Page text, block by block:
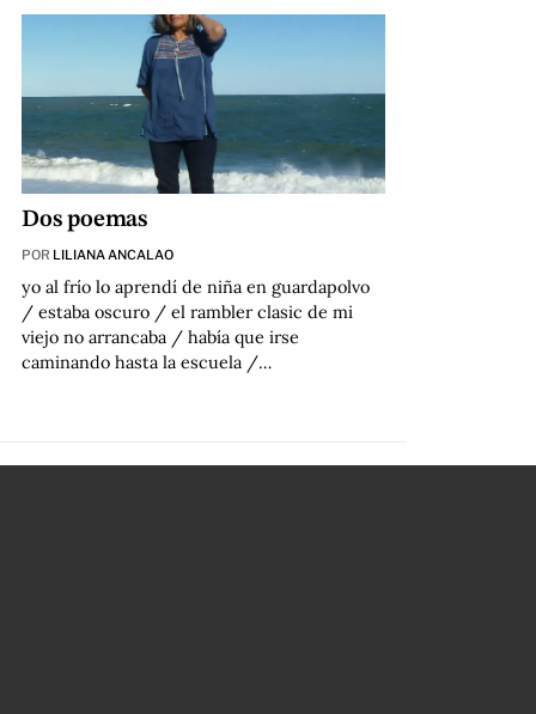
Dos poemas
POR LILIANA ANCALAO
yo al frío lo aprendí de niña en guardapolvo
/ estaba oscuro / el rambler clasic de mi
viejo no arrancaba / había que irse
caminando hasta la escuela /…